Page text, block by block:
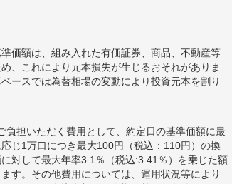
価額は、組み入れた有価証券、商品、不動産等
、これにより元本損失が生じるおそれがありま
ースでは為替相場の変動により投資元本を割り
担いただく費用として、約定日の基準価額に最
じ1万口につき最大100円（税込：110円）の換
対して最大年率3.1％（税込:3.41％）を乗じた額
す。その他費用については、運用状況等により